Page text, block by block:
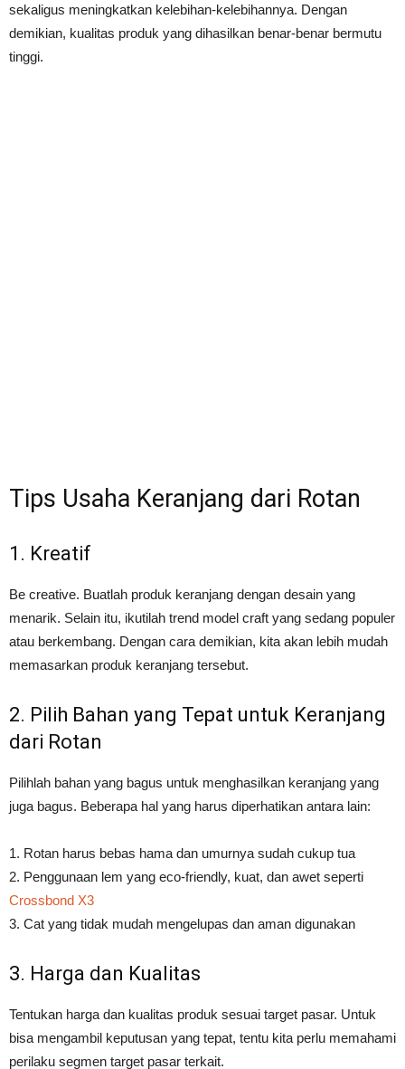
sekaligus meningkatkan kelebihan-kelebihannya. Dengan
demikian, kualitas produk yang dihasilkan benar-benar bermutu
tinggi.
Tips Usaha Keranjang dari Rotan
1. Kreatif
Be creative. Buatlah produk keranjang dengan desain yang
menarik. Selain itu, ikutilah trend model craft yang sedang populer
atau berkembang. Dengan cara demikian, kita akan lebih mudah
memasarkan produk keranjang tersebut.
2. Pilih Bahan yang Tepat untuk Keranjang
dari Rotan
Pilihlah bahan yang bagus untuk menghasilkan keranjang yang
juga bagus. Beberapa hal yang harus diperhatikan antara lain:
1. Rotan harus bebas hama dan umurnya sudah cukup tua
2. Penggunaan lem yang eco-friendly, kuat, dan awet seperti
Crossbond X3
3. Cat yang tidak mudah mengelupas dan aman digunakan
3. Harga dan Kualitas
Tentukan harga dan kualitas produk sesuai target pasar. Untuk
bisa mengambil keputusan yang tepat, tentu kita perlu memahami
perilaku segmen target pasar terkait.